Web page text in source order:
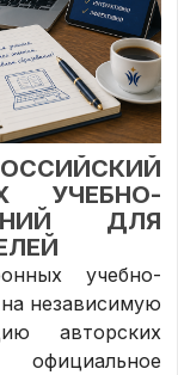
УЧЕБНО-
ДЛЯ
учебно-
независимую
авторских